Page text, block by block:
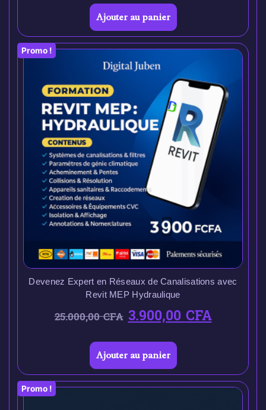
Ajouter au panier
Promo !
Devenez Expert en Réseaux de Canalisations avec
Revit MEP Hydraulique
25.000,00CFA 3.900,00CFA
Ajouter au panier
Promo !